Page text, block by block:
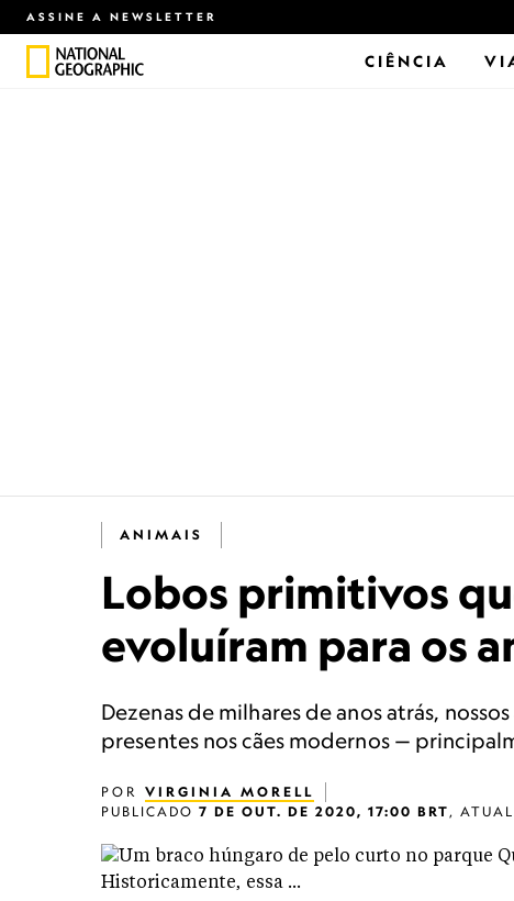
ASSINE A NEWSLETTER
CIÊNCIA
ANIMAIS
Lobos primitivos
evoluíram para os
Dezenas de milhares de anos atrás,
presentes nos cães modernos —
POR VIRGINIA MORELL
PUBLICADO 7 DE OUT. DE 2020, 17:00 BRT,